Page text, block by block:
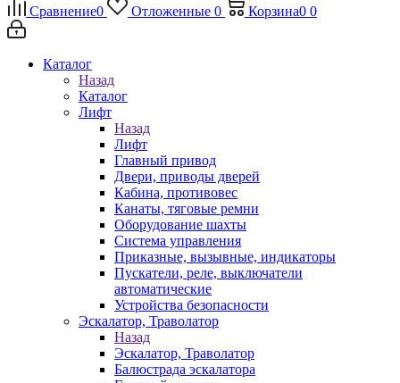
Сравнение0 Отложенные 0 Корзина0 0
Каталог
Назад
Каталог
Лифт
Назад
Лифт
Главный привод
Двери, приводы дверей
Кабина, противовес
Канаты, тяговые ремни
Оборудование шахты
Система управления
Приказные, вызывные, индикаторы
Пускатели, реле, выключатели
автоматические
Устройства безопасности
Эскалатор, Траволатор
Назад
Эскалатор, Траволатор
Балюстрада эскалатора